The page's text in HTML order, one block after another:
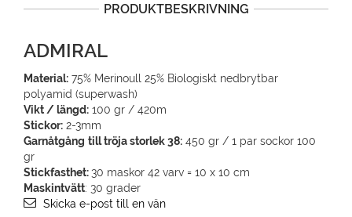
PRODUKTBESKRIVNING
ADMIRAL
Material: 75% Merinoull 25% Biologiskt nedbrytbar
polyamid (superwash)
Vikt / längd: 100 gr / 420m
Stickor: 2-3mm
Garnåtgång till tröja storlek 38: 450 gr / 1 par sockor 100
gr
Stickfasthet:30 maskor 42 varv = 10 x 10 cm
Maskintvätt: 30 grader
Skicka e-post till en vän